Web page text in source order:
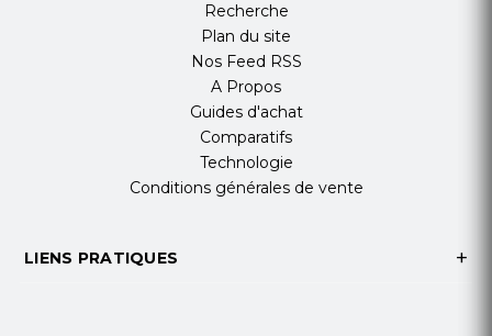
Recherche
Plan du site
Nos Feed RSS
A Propos
Guides d'achat
Comparatifs
Technologie
Conditions générales de vente
LIENS PRATIQUES